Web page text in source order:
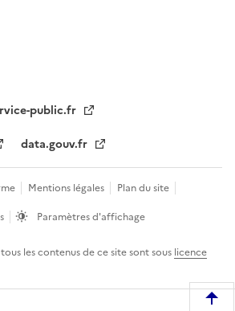
public.fr
data.gouv.fr
Mentions légales
Plan du site
Paramètres d'affichage
les contenus de ce site sont sous licence